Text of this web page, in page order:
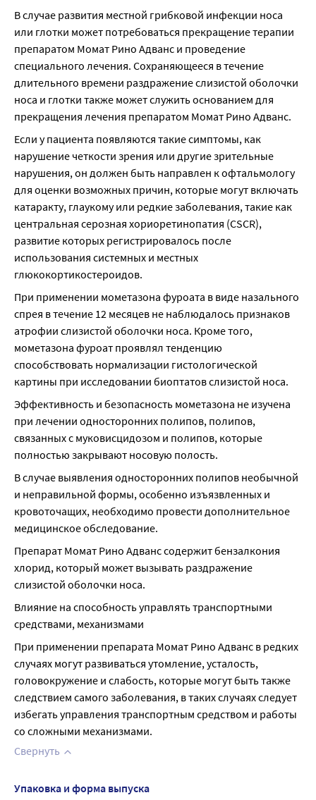
В случае развития местной грибковой инфекции носа
или глотки может потребоваться прекращение терапии
препаратом Момат Рино Адванс и проведение
специального лечения. Сохраняющееся в течение
длительного времени раздражение слизистой оболочки
носа и глотки также может служить основанием для
прекращения лечения препаратом Момат Рино Адванс.
Если у пациента появляются такие симптомы, как
нарушение четкости зрения или другие зрительные
нарушения, он должен быть направлен к офтальмологу
для оценки возможных причин, которые могут включать
катаракту, глаукому или редкие заболевания, такие как
центральная серозная хориоретинопатия (CSCR),
развитие которых регистрировалось после
использования системных и местных
глюкокортикостероидов.
При применении мометазона фуроата в виде назального
спрея в течение 12 месяцев не наблюдалось признаков
атрофии слизистой оболочки носа. Кроме того,
мометазона фуроат проявлял тенденцию
способствовать нормализации гистологической
картины при исследовании биоптатов слизистой носа.
Эффективность и безопасность мометазона не изучена
при лечении односторонних полипов, полипов,
связанных с муковисцидозом и полипов, которые
полностью закрывают носовую полость.
В случае выявления односторонних полипов необычной
и неправильной формы, особенно изъязвленных и
кровоточащих, необходимо провести дополнительное
медицинское обследование.
Препарат Момат Рино Адванс содержит бензалкония
хлорид, который может вызывать раздражение
слизистой оболочки носа.
Влияние на способность управлять транспортными
средствами, механизмами
При применении препарата Момат Рино Адванс в редких
случаях могут развиваться утомление, усталость,
головокружение и слабость, которые могут быть также
следствием самого заболевания, в таких случаях следует
избегать управления транспортным средством и работы
со сложными механизмами.
Свернуть
Упаковка и форма выпуска